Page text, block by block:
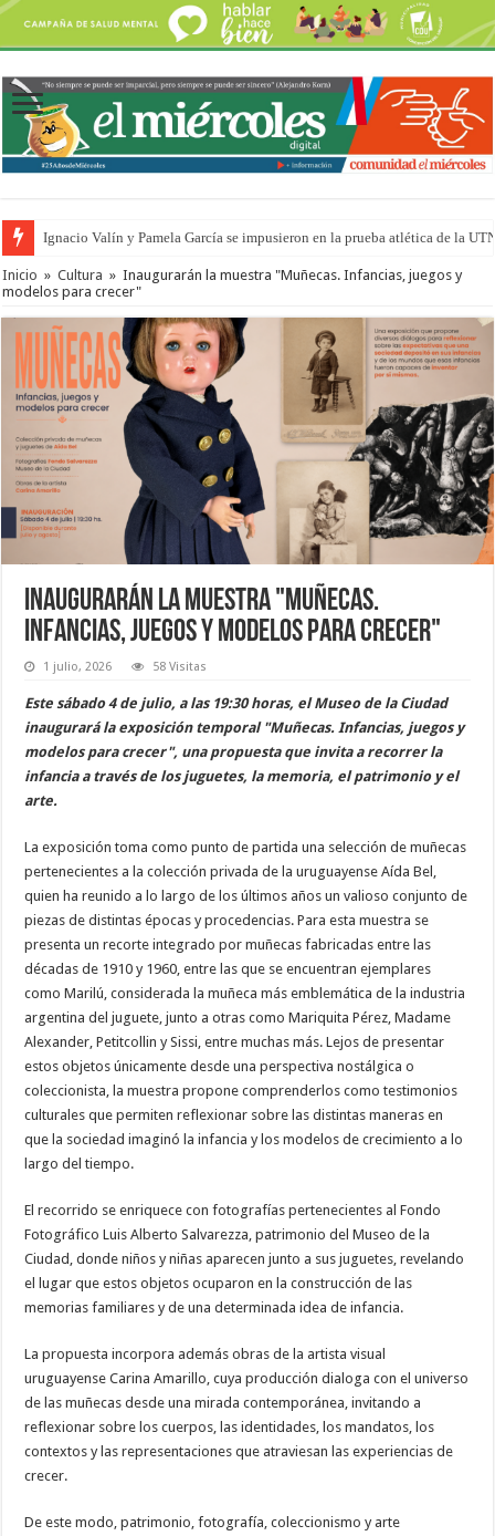
Ignacio Valín y Pamela García se impusieron en la prueba atlética de la
Inicio » Cultura » Inaugurarán la muestra "Muñecas. Infancias, juegos y
modelos para crecer"
Inaugurarán la muestra "Muñecas.
Infancias, juegos y modelos para crecer"
1 julio, 2026 58 Visitas
Este sábado 4 de julio, a las 19:30 horas, el Museo de la Ciudad
inaugurará la exposición temporal "Muñecas. Infancias, juegos y
modelos para crecer", una propuesta que invita a recorrer la
infancia a través de los juguetes, la memoria, el patrimonio y el
arte.
La exposición toma como punto de partida una selección de muñecas
pertenecientes a la colección privada de la uruguayense Aída Bel,
quien ha reunido a lo largo de los últimos años un valioso conjunto de
piezas de distintas épocas y procedencias. Para esta muestra se
presenta un recorte integrado por muñecas fabricadas entre las
décadas de 1910 y 1960, entre las que se encuentran ejemplares
como Marilú, considerada la muñeca más emblemática de la industria
argentina del juguete, junto a otras como Mariquita Pérez, Madame
Alexander, Petitcollin y Sissi, entre muchas más. Lejos de presentar
estos objetos únicamente desde una perspectiva nostálgica o
coleccionista, la muestra propone comprenderlos como testimonios
culturales que permiten reflexionar sobre las distintas maneras en
que la sociedad imaginó la infancia y los modelos de crecimiento a lo
largo del tiempo.
El recorrido se enriquece con fotografías pertenecientes al Fondo
Fotográfico Luis Alberto Salvarezza, patrimonio del Museo de la
Ciudad, donde niños y niñas aparecen junto a sus juguetes, revelando
el lugar que estos objetos ocuparon en la construcción de las
memorias familiares y de una determinada idea de infancia.
La propuesta incorpora además obras de la artista visual
uruguayense Carina Amarillo, cuya producción dialoga con el universo
de las muñecas desde una mirada contemporánea, invitando a
reflexionar sobre los cuerpos, las identidades, los mandatos, los
contextos y las representaciones que atraviesan las experiencias de
crecer.
De este modo, patrimonio, fotografía, coleccionismo y arte